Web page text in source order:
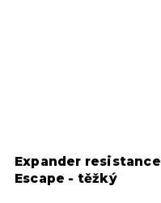
Expander resistance
Escape - těžký